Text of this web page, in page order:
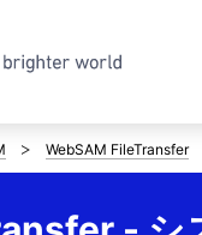
WebSAM FileTransfer